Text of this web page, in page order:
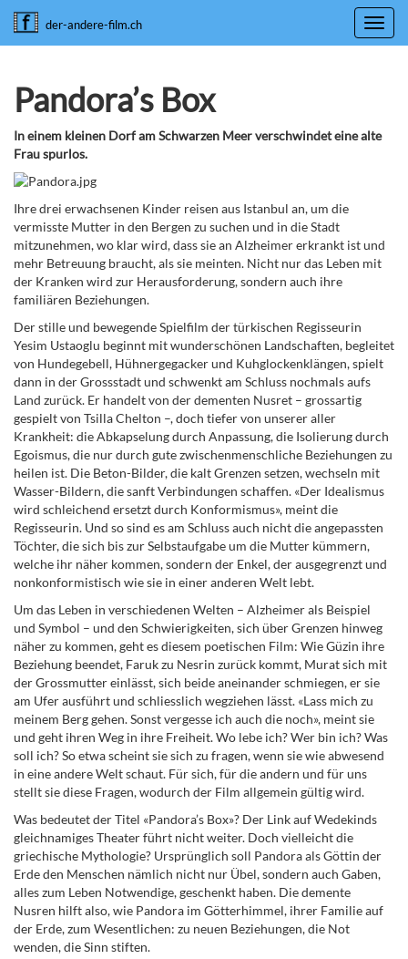
der-andere-film.ch
Pandora’s Box
In einem kleinen Dorf am Schwarzen Meer verschwindet eine alte
Frau spurlos.
Ihre drei erwachsenen Kinder reisen aus Istanbul an, um die
vermisste Mutter in den Bergen zu suchen und in die Stadt
mitzunehmen, wo klar wird, dass sie an Alzheimer erkrankt ist und
mehr Betreuung braucht, als sie meinten. Nicht nur das Leben mit
der Kranken wird zur Herausforderung, sondern auch ihre
familiären Beziehungen.
Der stille und bewegende Spielfilm der türkischen Regisseurin
Yesim Ustaoglu beginnt mit wunderschönen Landschaften, begleitet
von Hundegebell, Hühnergegacker und Kuhglockenklängen, spielt
dann in der Grossstadt und schwenkt am Schluss nochmals aufs
Land zurück. Er handelt von der dementen Nusret – grossartig
gespielt von Tsilla Chelton –, doch tiefer von unserer aller
Krankheit: die Abkapselung durch Anpassung, die Isolierung durch
Egoismus, die nur durch gute zwischenmenschliche Beziehungen zu
heilen ist. Die Beton-Bilder, die kalt Grenzen setzen, wechseln mit
Wasser-Bildern, die sanft Verbindungen schaffen. «Der Idealismus
wird schleichend ersetzt durch Konformismus», meint die
Regisseurin. Und so sind es am Schluss auch nicht die angepassten
Töchter, die sich bis zur Selbstaufgabe um die Mutter kümmern,
welche ihr näher kommen, sondern der Enkel, der ausgegrenzt und
nonkonformistisch wie sie in einer anderen Welt lebt.
Um das Leben in verschiedenen Welten – Alzheimer als Beispiel
und Symbol – und den Schwierigkeiten, sich über Grenzen hinweg
näher zu kommen, geht es diesem poetischen Film: Wie Güzin ihre
Beziehung beendet, Faruk zu Nesrin zurück kommt, Murat sich mit
der Grossmutter einlässt, sich beide aneinander schmiegen, er sie
am Ufer ausführt und schliesslich wegziehen lässt. «Lass mich zu
meinem Berg gehen. Sonst vergesse ich auch die noch», meint sie
und geht ihren Weg in ihre Freiheit. Wo lebe ich? Wer bin ich? Was
soll ich? So etwa scheint sie sich zu fragen, wenn sie wie abwesend
in eine andere Welt schaut. Für sich, für die andern und für uns
stellt sie diese Fragen, wodurch der Film allgemein gültig wird.
Was bedeutet der Titel «Pandora’s Box»? Der Link auf Wedekinds
gleichnamiges Theater führt nicht weiter. Doch vielleicht die
griechische Mythologie? Ursprünglich soll Pandora als Göttin der
Erde den Menschen nämlich nicht nur Übel, sondern auch Gaben,
alles zum Leben Notwendige, geschenkt haben. Die demente
Nusren hilft also, wie Pandora im Götterhimmel, ihrer Familie auf
der Erde, zum Wesentlichen: zu neuen Beziehungen, die Not
wenden, die Sinn stiften.